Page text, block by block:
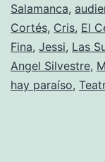
Salamanca,
Cortés, Cris, El
Fina, Jessi, Las
Angel Silvestre,
hay paraíso,